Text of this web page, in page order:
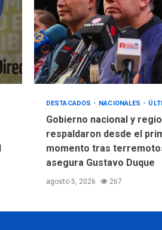
DESTACADOS NACIONALES
Gobierno nacional y
respaldaron desde el
momento tras
asegura Gustavo Duque
agosto 5, 2026 267